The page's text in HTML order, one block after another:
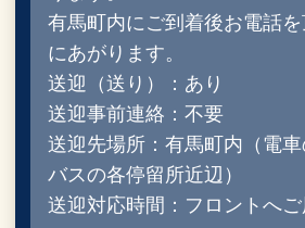
有馬町内にご到着後お電話を
にあがります。
送迎（送り）：あり
送迎事前連絡：不要
送迎先場所：有馬町内（電
バスの各停留所近辺）
送迎対応時間：フロントへご